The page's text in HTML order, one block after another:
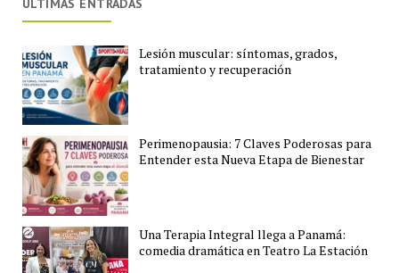
ÚLTIMAS ENTRADAS
Lesión muscular: síntomas, grados,
tratamiento y recuperación
Perimenopausia: 7 Claves Poderosas para
Entender esta Nueva Etapa de Bienestar
Una Terapia Integral llega a Panamá:
comedia dramática en Teatro La Estación